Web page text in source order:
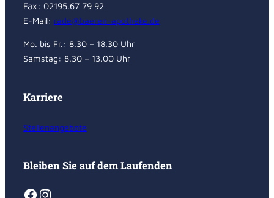
Fax: 02195.67 79 92
E-Mail: rade@baeren-apotheke.de
Mo. bis Fr.: 8.30 – 18.30 Uhr
Samstag: 8.30 – 13.00 Uhr
Karriere
Stellenangebote
Bleiben Sie auf dem Laufenden
Facebook
Instagram